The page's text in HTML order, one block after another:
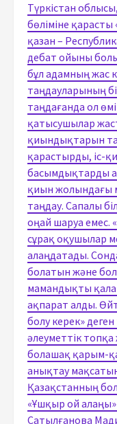
Түркістан
бөліміне
қазан –
дебат ойыны
бұл адамның жас
таңдауларының
таңдағанда ол
қатысушылар
қиындықтарын
қарастырды, іс-
басымдықтарды
қиын жолындағы
таңдау. Сапалы
оңай шаруа емес.
сұрақ оқушылар
алаңдатады.
болатын және
мамандықты
ақпарат алды.
болу керек» деген
әлеуметтік
болашақ қарым-
анықтау
Қазақстанның
«Ұшқыр ой
Сатылғанова